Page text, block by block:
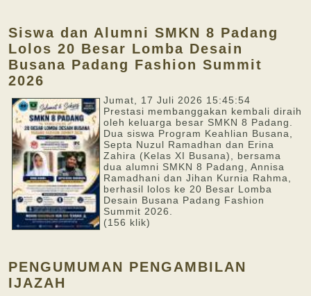
Siswa dan Alumni SMKN 8 Padang
Lolos 20 Besar Lomba Desain
Busana Padang Fashion Summit
2026
Jumat, 17 Juli 2026 15:45:54
Prestasi membanggakan kembali diraih
oleh keluarga besar SMKN 8 Padang.
Dua siswa Program Keahlian Busana,
Septa Nuzul Ramadhan dan Erina
Zahira (Kelas XI Busana), bersama
dua alumni SMKN 8 Padang, Annisa
Ramadhani dan Jihan Kurnia Rahma,
berhasil lolos ke 20 Besar Lomba
Desain Busana Padang Fashion
Summit 2026.
(156 klik)
PENGUMUMAN PENGAMBILAN
IJAZAH